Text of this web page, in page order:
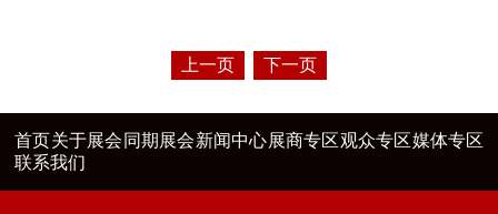
上一页 下一页
首页关于展会 同期展会新闻中心展商专区观众专区媒体专区
联系我们